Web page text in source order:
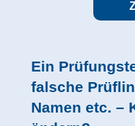
Ein
falsche
Namen etc. –